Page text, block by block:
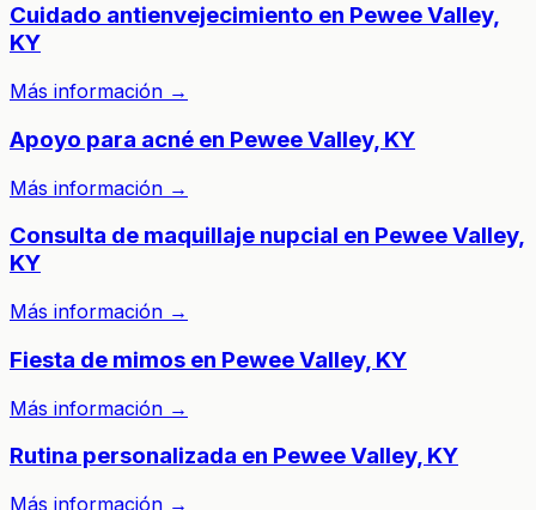
Cuidado antienvejecimiento en Pewee Valley,
KY
Más información →
Apoyo para acné en Pewee Valley, KY
Más información →
Consulta de maquillaje nupcial en Pewee Valley,
KY
Más información →
Fiesta de mimos en Pewee Valley, KY
Más información →
Rutina personalizada en Pewee Valley, KY
Más información →